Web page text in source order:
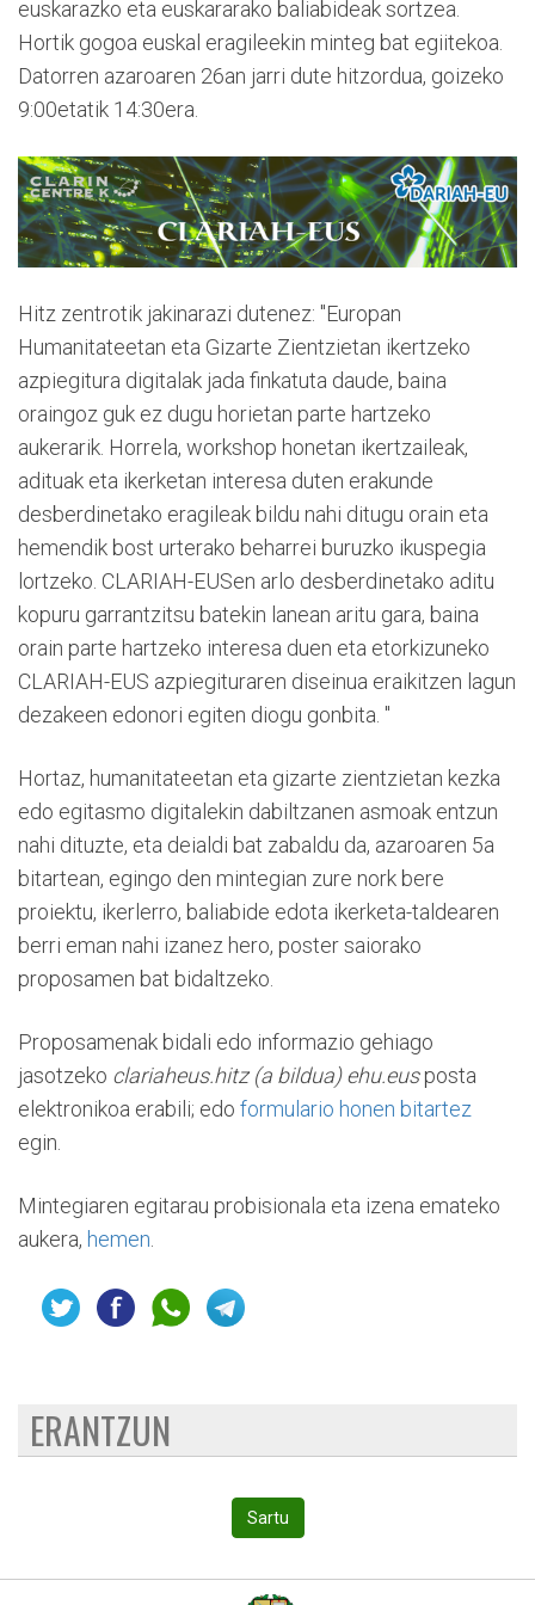
euskarazko eta euskararako baliabideak sortzea.
Hortik gogoa euskal eragileekin minteg bat egiitekoa.
Datorren azaroaren 26an jarri dute hitzordua, goizeko
9:00etatik 14:30era.
Hitz zentrotik jakinarazi dutenez: "Europan
Humanitateetan eta Gizarte Zientzietan ikertzeko
azpiegitura digitalak jada finkatuta daude, baina
oraingoz guk ez dugu horietan parte hartzeko
aukerarik. Horrela, workshop honetan ikertzaileak,
adituak eta ikerketan interesa duten erakunde
desberdinetako eragileak bildu nahi ditugu orain eta
hemendik bost urterako beharrei buruzko ikuspegia
lortzeko. CLARIAH-EUSen arlo desberdinetako aditu
kopuru garrantzitsu batekin lanean aritu gara, baina
orain parte hartzeko interesa duen eta etorkizuneko
CLARIAH-EUS azpiegituraren diseinua eraikitzen lagun
dezakeen edonori egiten diogu gonbita. "
Hortaz, humanitateetan eta gizarte zientzietan kezka
edo egitasmo digitalekin dabiltzanen asmoak entzun
nahi dituzte, eta deialdi bat zabaldu da, azaroaren 5a
bitartean, egingo den mintegian zure nork bere
proiektu, ikerlerro, baliabide edota ikerketa-taldearen
berri eman nahi izanez hero, poster saiorako
proposamen bat bidaltzeko.
Proposamenak bidali edo informazio gehiago
jasotzeko clariaheus.hitz (a bildua) ehu.eusposta
elektronikoa erabili; edo formulario honen bitartez
egin.
Mintegiaren egitarau probisionala eta izena emateko
aukera, hemen
ERANTZUN
Sartu